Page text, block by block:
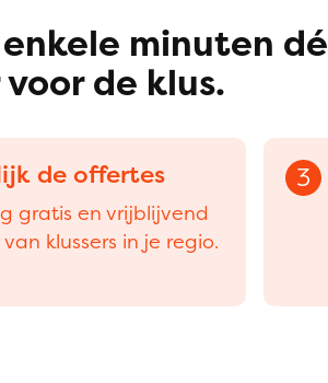
minuten dé
de klus.
de offertes
gratis en vrijblijvend
klussers in je regio.
3